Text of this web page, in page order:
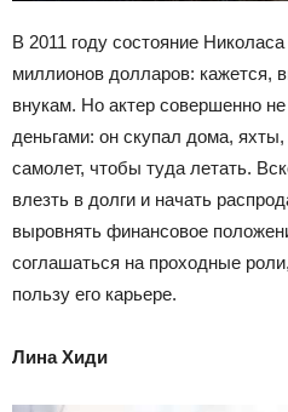
В 2011 году состояние
миллионов долларов: кажется,
внукам. Но актер совершенно
деньгами: он скупал дома,
самолет, чтобы туда летать.
влезть в долги и начать
выровнять финансовое
соглашаться на проходные
пользу его карьере.
Лина Хиди